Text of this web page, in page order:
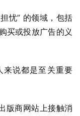
忧” 的领域，包括
买或投放广告的义
来说都是至关重要
版商网站上接触消